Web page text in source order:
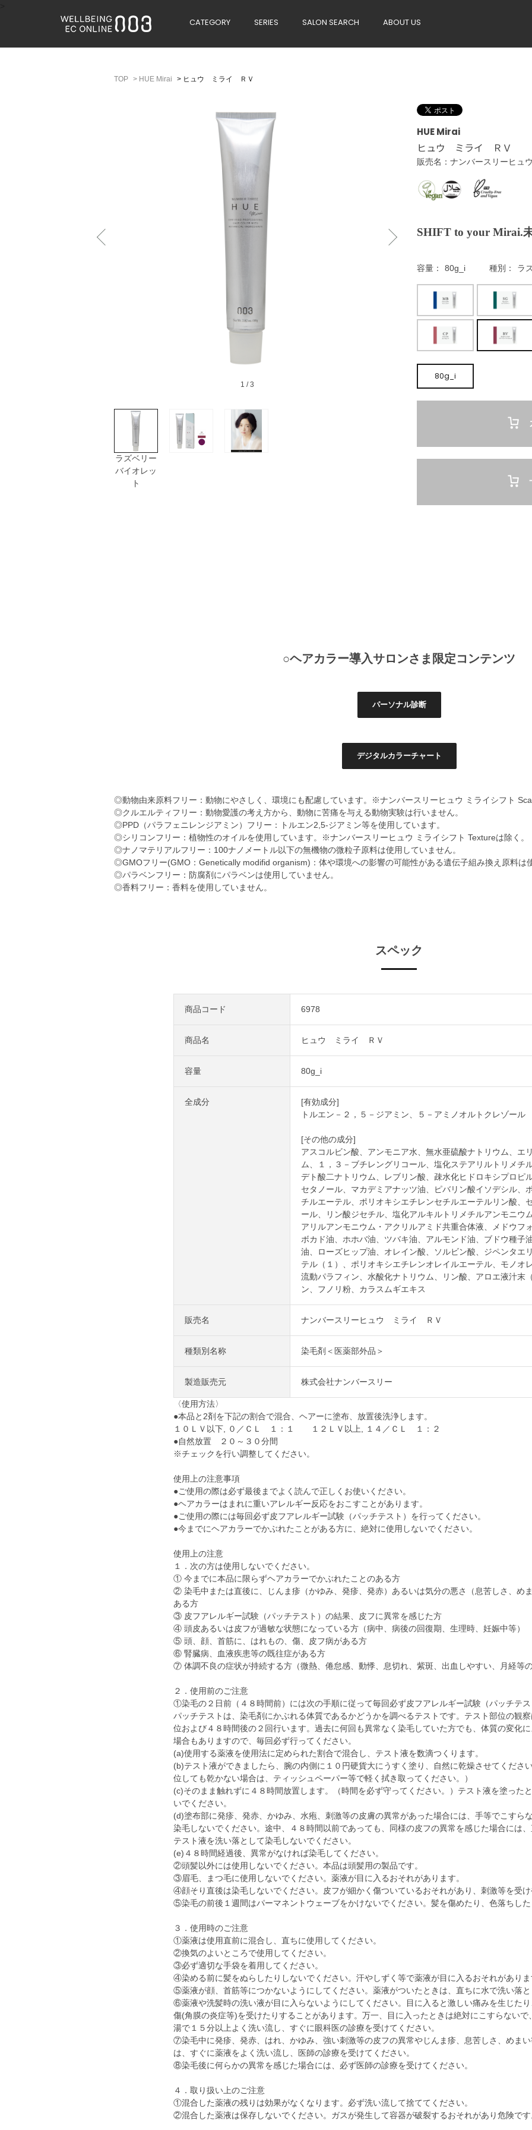
CATEGORY SERIES SALON SEARCH ABOUT US
> HUE Mirai > ヒュウ ミライ ＲＶ
1 / 3
ラズベリー
バイオレッ
ト
HUE Mirai
ヒュウ ミライ ＲＶ
販売名：ナンバースリーヒ
SHIFT to your Mirai.
容量 80g_i 種別 ラ
80g_i
○ヘアカラー導入サロンさま限定コンテンツ
パーソナル診断
デジタルカラーチャート
◎動物由来原料フリー：動物にやさしく、環境にも配慮しています。※ナンバースリーヒュウ ミライシフト
◎クルエルティフリー：動物愛護の考え方から、動物に苦痛を与える動物実験は行いません。
◎PPD（パラフェニレンジアミン）フリー：トルエン2,5-ジアミン等を使用しています。
◎シリコンフリー：植物性のオイルを使用しています。※ナンバースリーヒュウ ミライシフト Textureは除く。
◎ナノマテリアルフリー：100ナノメートル以下の無機物の微粒子原料は使用していません。
◎GMOフリー(GMO：Genetically modifid organism)：体や環境への影響の可能性がある遺伝子組み換え原料は
◎パラベンフリー：防腐剤にパラベンは使用していません。
◎香料フリー：香料を使用していません。
スペック
商品コード 6978
商品名 ヒュウ ミライ ＲＶ
容量 80g_i
全成分
[有効成分]
トルエン－２，５－ジアミン、５－アミノオルトクレゾール
[その他の成分]
アスコルビン酸、アンモニア水、無水亜硫酸ナトリウム、エ
ム、１，３－ブチレングリコール、塩化ステアリルトリメチ
デト酸二ナトリウム、レブリン酸、疎水化ヒドロキシプロピ
セタノール、マカデミアナッツ油、ピバリン酸イソデシル、
チルエーテル、ポリオキシエチレンセチルエーテルリン酸、
ール、リン酸ジセチル、塩化アルキルトリメチルアンモニウ
アリルアンモニウム・アクリルアミド共重合体液、メドウフ
ボカド油、ホホバ油、ツバキ油、アルモンド油、ブドウ種子
油、ローズヒップ油、オレイン酸、ソルビン酸、ジペンタエ
テル（１）、ポリオキシエチレンオレイルエーテル、モノオ
流動パラフィン、水酸化ナトリウム、リン酸、アロエ液汁末
ン、フノリ粉、カラスムギエキス
販売名 ナンバースリーヒュウ ミライ ＲＶ
種類別名称 染毛剤＜医薬部外品＞
製造販売元 株式会社ナンバースリー
〈使用方法〉
●本品と2剤を下記の割合で混合、ヘアーに塗布、放置後洗浄します。
１０ＬＶ以下, ０／ＣＬ １：１ １２ＬＶ以上, １４／ＣＬ １：２
●自然放置 ２０～３０分間
※チェックを行い調整してください。
使用上の注意事項
●ご使用の際は必ず最後までよく読んで正しくお使いください。
●ヘアカラーはまれに重いアレルギー反応をおこすことがあります。
●ご使用の際には毎回必ず皮フアレルギー試験（パッチテスト）を行ってください。
●今までにヘアカラーでかぶれたことがある方に、絶対に使用しないでください。
使用上の注意
１．次の方は使用しないでください。
① 今までに本品に限らずヘアカラーでかぶれたことのある方
② 染毛中または直後に、じんま疹（かゆみ、発疹、発赤）あるいは気分の悪さ（息苦しさ、め
ある方
③ 皮フアレルギー試験（パッチテスト）の結果、皮フに異常を感じた方
④ 頭皮あるいは皮フが過敏な状態になっている方（病中、病後の回復期、生理時、妊娠中等）
⑤ 頭、顔、首筋に、はれもの、傷、皮フ病がある方
⑥ 腎臓病、血液疾患等の既往症がある方
⑦ 体調不良の症状が持続する方（微熱、倦怠感、動悸、息切れ、紫斑、出血しやすい、月経等
２．使用前のご注意
①染毛の２日前（４８時間前）には次の手順に従って毎回必ず皮フアレルギー試験（パッチテス
パッチテストは、染毛剤にかぶれる体質であるかどうかを調べるテストです。テスト部位の観
位および４８時間後の２回行います。過去に何回も異常なく染毛していた方でも、体質の変化
場合もありますので、毎回必ず行ってください。
(a)使用する薬液を使用法に定められた割合で混合し、テスト液を数滴つくります。
(b)テスト液ができましたら、腕の内側に１０円硬貨大にうすく塗り、自然に乾燥させてくださ
位しても乾かない場合は、ティッシュペーパー等で軽く拭き取ってください。）
(c)そのまま触れずに４８時間放置します。（時間を必ず守ってください。）テスト液を塗った
いでください。
(d)塗布部に発疹、発赤、かゆみ、水疱、刺激等の皮膚の異常があった場合には、手等でこすら
染毛しないでください。途中、４８時間以前であっても、同様の皮フの異常を感じた場合には、
テスト液を洗い落として染毛しないでください。
(e)４８時間経過後、異常がなければ染毛してください。
②頭髪以外には使用しないでください。本品は頭髪用の製品です。
③眉毛、まつ毛に使用しないでください。薬液が目に入るおそれがあります。
④顔そり直後は染毛しないでください。皮フが細かく傷ついているおそれがあり、刺激等を受け
⑤染毛の前後１週間はパーマネントウェーブをかけないでください。髪を傷めたり、色落ちした
３．使用時のご注意
①薬液は使用直前に混合し、直ちに使用してください。
②換気のよいところで使用してください。
③必ず適切な手袋を着用してください。
④染める前に髪をぬらしたりしないでください。汗やしずく等で薬液が目に入るおそれがありま
⑤薬液が顔、首筋等につかないようにしてください。薬液がついたときは、直ちに水で洗い落と
⑥薬液や洗髪時の洗い液が目に入らないようにしてください。目に入ると激しい痛みを生じた
傷(角膜の炎症等)を受けたりすることがあります。万一、目に入ったときは絶対にこすらないで
湯で１５分以上よく洗い流し、すぐに眼科医の診療を受けてください。
⑦染毛中に発疹、発赤、はれ、かゆみ、強い刺激等の皮フの異常やじんま疹、息苦しさ、めま
は、すぐに薬液をよく洗い流し、医師の診療を受けてください。
⑧染毛後に何らかの異常を感じた場合には、必ず医師の診療を受けてください。
４．取り扱い上のご注意
①混合した薬液の残りは効果がなくなります。必ず洗い流して捨ててください。
②混合した薬液は保存しないでください。ガスが発生して容器が破裂するおそれがあり危険です